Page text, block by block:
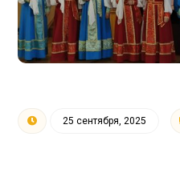
25 сентября, 2025